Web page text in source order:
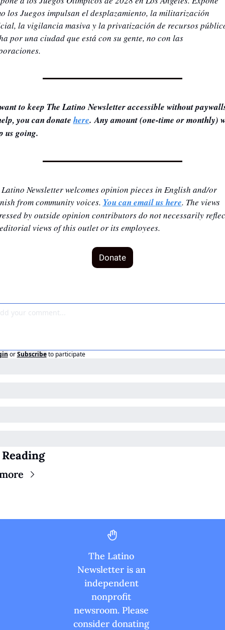
los Juegos impulsan el desplazamiento, la militarización
la vigilancia masiva y la privatización de recursos
por una ciudad que está con su gente, no con las
to keep The Latino Newsletter accessible without
you can donate here. Any amount (one-time or monthly)
us going.
Newsletter welcomes opinion pieces in English and/or
from community voices. You can email us here. The views
by outside opinion contributors do not necessarily
views of this outlet or its employees.
Donate
or Subscribe to participate
The Latino
Newsletter is an
independent
nonprofit
newsroom. Please
consider donating